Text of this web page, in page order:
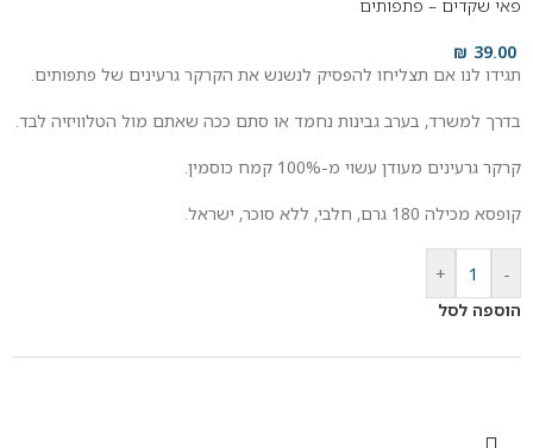
פאי שקדים – פתפותים
39.00
₪
תגידו לנו אם תצליחו להפסיק לנשנש את הקרקר גרעינים של פתפותים.
בדרך למשרד, בערב גבינות נחמד או סתם ככה שאתם מול הטלוויזיה לבד.
קרקר גרעינים מעודן עשוי מ-100% קמח כוסמין.
קופסא מכילה 180 גרם, חלבי, ללא סוכר, ישראל.
-
+
הוספה לסל